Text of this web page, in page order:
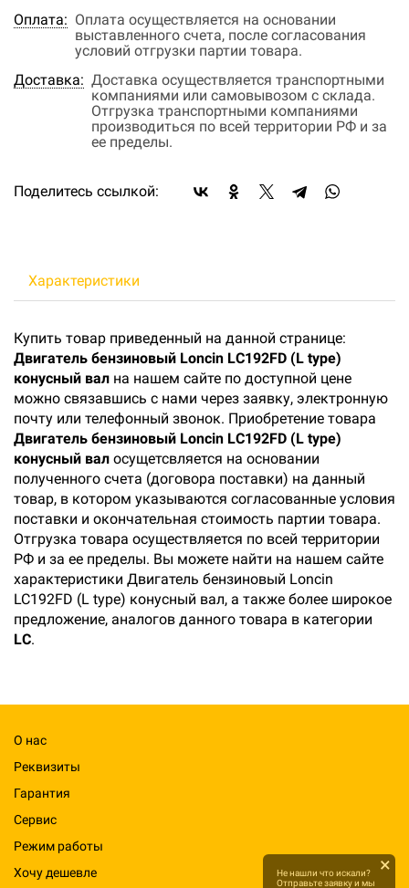
Оплата: Оплата осуществляется на основании
выставленного счета, после согласования
условий отгрузки партии товара.
Доставка: Доставка осуществляется транспортными
компаниями или самовывозом с склада.
Отгрузка транспортными компаниями
производиться по всей территории РФ и за
ее пределы.
Поделитесь ссылкой:
Характеристики
Купить товар приведенный на данной странице:
Двигатель бензиновый Loncin LC192FD (L type)
конусный вал на нашем сайте по доступной цене
можно связавшись с нами через заявку, электронную
почту или телефонный звонок. Приобретение товара
Двигатель бензиновый Loncin LC192FD (L type)
конусный вал осущетсвляется на основании
полученного счета (договора поставки) на данный
товар, в котором указываются согласованные условия
поставки и окончательная стоимость партии товара.
Отгрузка товара осуществляется по всей территории
РФ и за ее пределы. Вы можете найти на нашем сайте
характеристики Двигатель бензиновый Loncin
LC192FD (L type) конусный вал, а также более широкое
предложение, аналогов данного товара в категории
LC.
О нас
Реквизиты
Гарантия
Сервис
Режим работы
Хочу дешевле
Не нашли что искали?
Отправьте заявку и мы
×